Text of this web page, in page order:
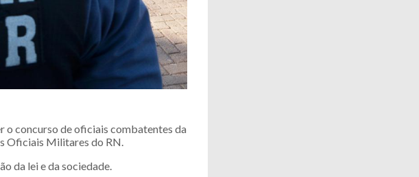
o concurso de oficiais combatentes da
Oficiais Militares do RN.
da lei e da sociedade.